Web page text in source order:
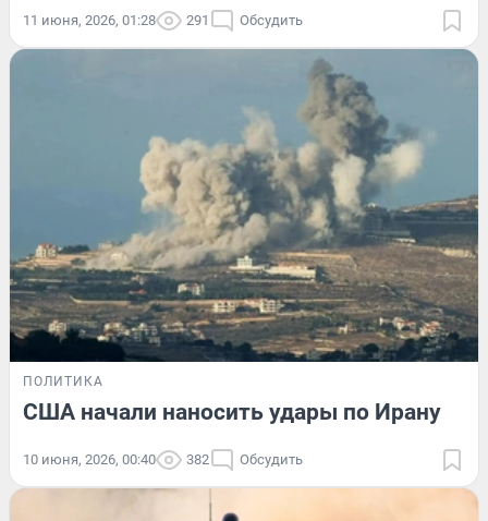
11 июня, 2026, 01:28 291 Обсудить
ПОЛИТИКА
США начали наносить удары по Ирану
10 июня, 2026, 00:40 382 Обсудить